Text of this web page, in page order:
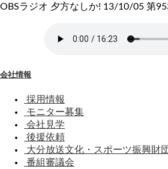
OBSラジオ 夕方なしか! 13/10/05 第
会社情報
採用情報
モニター募集
会社見学
後援依頼
大分放送文化・スポーツ振興財団
番組審議会